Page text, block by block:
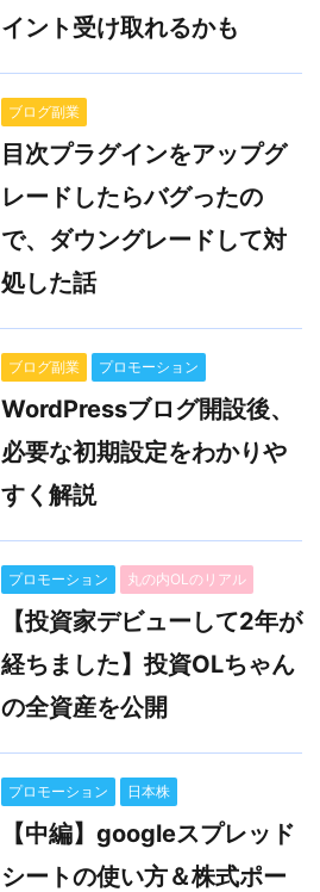
イント受け取れるかも
ブログ副業
目次プラグインをアップグ
レードしたらバグったの
で、ダウングレードして対
処した話
ブログ副業 プロモーション
WordPressブログ開設後、
必要な初期設定をわかりや
すく解説
プロモーション 丸の内OLのリアル
【投資家デビューして2年が
経ちました】投資OLちゃん
の全資産を公開
プロモーション 日本株
【中編】googleスプレッド
シートの使い方＆株式ポー